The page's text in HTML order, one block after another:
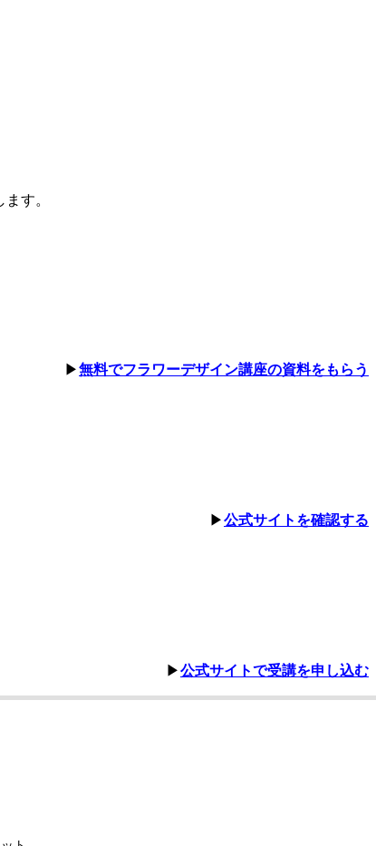
す。
▶︎無料でフラワーデザイン講座の資料をもらう
▶︎公式サイトを確認する
▶︎公式サイトで受講を申し込む